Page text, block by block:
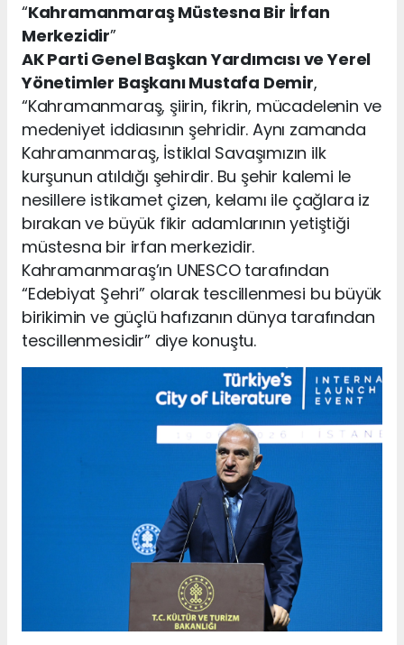
“Kahramanmaraş Müstesna Bir İrfan
Merkezidir”
AK Parti Genel Başkan Yardımcısı ve Yerel
Yönetimler Başkanı Mustafa Demir,
“Kahramanmaraş, şiirin, fikrin, mücadelenin ve
medeniyet iddiasının şehridir. Aynı zamanda
Kahramanmaraş, İstiklal Savaşımızın ilk
kurşunun atıldığı şehirdir. Bu şehir kalemi le
nesillere istikamet çizen, kelamı ile çağlara iz
bırakan ve büyük fikir adamlarının yetiştiği
müstesna bir irfan merkezidir.
Kahramanmaraş’ın UNESCO tarafından
“Edebiyat Şehri” olarak tescillenmesi bu büyük
birikimin ve güçlü hafızanın dünya tarafından
tescillenmesidir” diye konuştu.